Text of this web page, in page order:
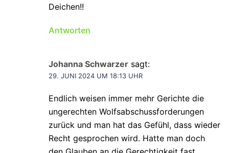
Deichen!!
Antworten
Johanna Schwarzer sagt:
29. JUNI 2024 UM 18:13 UHR
Endlich weisen immer mehr Gerichte die
ungerechten Wolfsabschussforderungen
zurück und man hat das Gefühl, dass wieder
Recht gesprochen wird. Hatte man doch